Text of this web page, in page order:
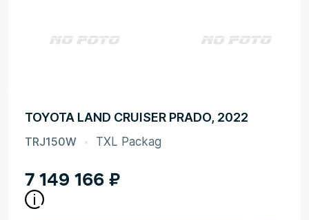
TOYOTA LAND CRUISER PRADO, 2022
TRJ150W TXL Packag
7 149 166 ₽